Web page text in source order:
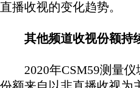
直播收视的变化趋势。
其他频道收视份额持
2020年CSM59测量仪